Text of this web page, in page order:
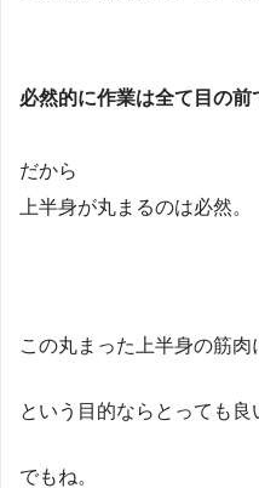
必然的に作業は全て目の前
だから
上半身が丸まるのは必然。
この丸まった上半身の筋肉
という目的ならとっても良
でもね。